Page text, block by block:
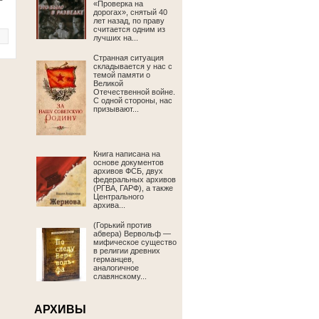
«Проверка на
дорогах», снятый 40
лет назад, по праву
считается одним из
лучших на...
Странная ситуация
складывается у нас с
темой памяти о
Великой
Отечественной войне.
С одной стороны, нас
призывают...
Книга написана на
основе документов
архивов ФСБ, двух
федеральных архивов
(РГВА, ГАРФ), а также
Центрального
архива...
(Горький против
абвера) Вервольф —
мифическое существо
в религии древних
германцев,
аналогичное
славянскому...
АРХИВЫ